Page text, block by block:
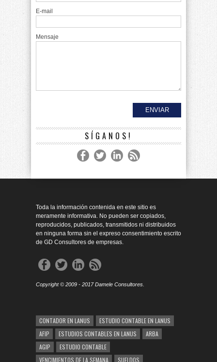
E-mail
Mensaje
SÍGANOS!
Toda la información contenida en este sitio es
meramente informativa. No pueden ser copiados,
reproducidos, publicados, transmitidos ni distribuidos
en ninguna forma sin el expreso consentimiento escrito
de GD Consultores de empresas.
Copyright © 2009 - 2017 Damele Consultores.
CONTADOR EN LANUS
ESTUDIO CONTABLE EN LANUS
AFIP
ESTUDIOS CONTABLES EN LANUS
ARBA
AGIP
ESTUDIO CONTABLE
VENCIMIENTOS DE LA SEMANA
SUELDOS